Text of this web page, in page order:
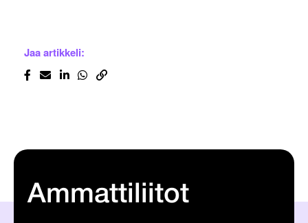
Jaa artikkeli:
Ammattiliitot